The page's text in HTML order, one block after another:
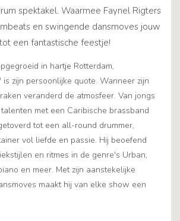
spektakel. Waarmee Faynel Rigters
en swingende dansmoves jouw
een fantastische feestje!
in hartje Rotterdam,
is zijn persoonlijke quote. Wanneer zijn
veranderd de atmosfeer. Van jongs
met een Caribische brassband
tot een all-round drummer,
vol liefde en passie. Hij beoefend
en ritmes in de genre's Urban,
en meer. Met zijn aanstekelijke
maakt hij van elke show een